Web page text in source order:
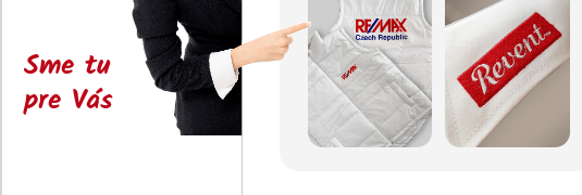
Sme tu
pre Vás